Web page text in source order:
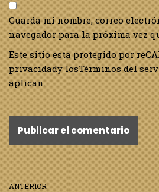
Guarda mi nombre, correo
navegador para la próxima vez
Este sitio esta protegido por
privacidady losTérminos del
aplican.
ANTERIOR